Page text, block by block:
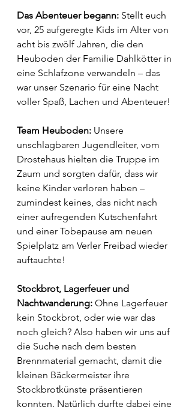
Das Abenteuer begann: Stellt euch
vor, 25 aufgeregte Kids im Alter von
acht bis zwölf Jahren, die den
Heuboden der Familie Dahlkötter in
eine Schlafzone verwandeln – das
war unser Szenario für eine Nacht
voller Spaß, Lachen und Abenteuer!
Team Heuboden: Unsere
unschlagbaren Jugendleiter, vom
Drostehaus hielten die Truppe im
Zaum und sorgten dafür, dass wir
keine Kinder verloren haben –
zumindest keines, das nicht nach
einer aufregenden Kutschenfahrt
und einer Tobepause am neuen
Spielplatz am Verler Freibad wieder
auftauchte!
Stockbrot, Lagerfeuer und
Nachtwanderung: Ohne Lagerfeuer
kein Stockbrot, oder wie war das
noch gleich? Also haben wir uns auf
die Suche nach dem besten
Brennmaterial gemacht, damit die
kleinen Bäckermeister ihre
Stockbrotkünste präsentieren
konnten. Natürlich durfte dabei eine